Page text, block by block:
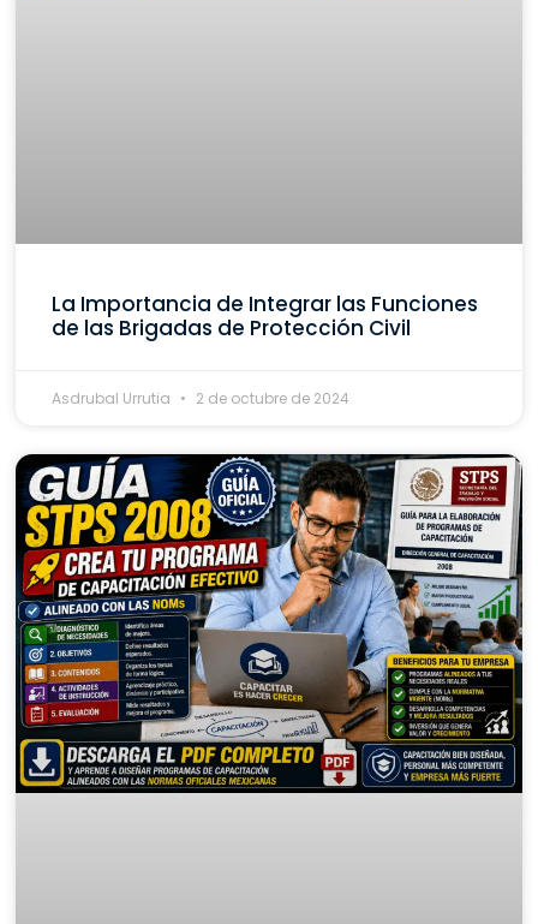
La Importancia de Integrar las Funciones
de las Brigadas de Protección Civil
Asdrubal Urrutia 2 de octubre de 2024